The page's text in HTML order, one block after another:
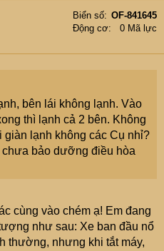
Biển số
OF-841645
Động cơ
0 Mã lực
bên lái không lạnh. Vào
thì lạnh cả 2 bên. Không
giàn lạnh không các Cụ nhỉ?
bảo dưỡng điều hòa
cùng vào chém ạ! Em đang
như sau: Xe ban đầu nổ
thường, nhưng khi tắt máy,